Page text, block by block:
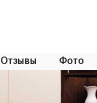
Отзывы Фото